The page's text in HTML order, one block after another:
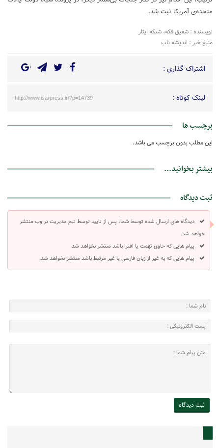
متحده‌ی آمریکا ثبت شد.
نویسنده : شفیق فکه، شبکه ایثار
منبع خبر : اندیشه ناب
اشتراک گذاری :
لینک کوتاه : http://www.isarpress.ir/?p=14739
برچسب ها
این مطلب بدون برچسب می باشد.
بیشتر بخوانید...
ثبت دیدگاه
دیدگاه های ارسال شده توسط شما، پس از تایید توسط تیم مدیریت در وب منتشر
خواهد شد.
پیام هایی که حاوی تهمت یا افترا باشد منتشر نخواهد شد.
پیام هایی که به غیر از زبان فارسی یا غیر مرتبط باشد منتشر نخواهد شد.